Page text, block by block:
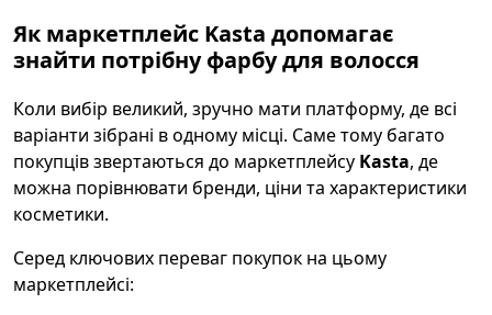
Як маркетплейс Kasta допомагає
знайти потрібну фарбу для волосся
Коли вибір великий, зручно мати платформу, де всі
варіанти зібрані в одному місці. Саме тому багато
покупців звертаються до маркетплейсу Kasta, де
можна порівнювати бренди, ціни та характеристики
косметики.
Серед ключових переваг покупок на цьому
маркетплейсі: